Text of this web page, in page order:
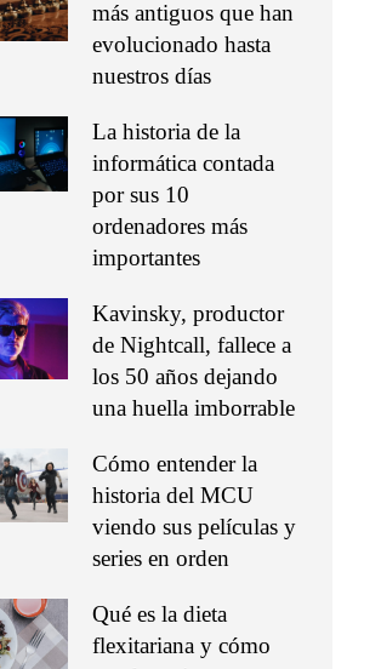
más antiguos que han
evolucionado hasta
nuestros días
La historia de la
informática contada
por sus 10
ordenadores más
importantes
Kavinsky, productor
de Nightcall, fallece a
los 50 años dejando
una huella imborrable
Cómo entender la
historia del MCU
viendo sus películas y
series en orden
Qué es la dieta
flexitariana y cómo